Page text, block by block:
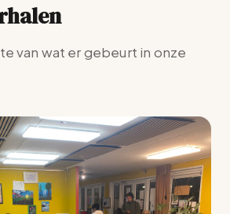
van wat er gebeurt in onze